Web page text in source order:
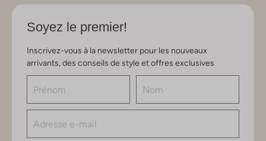
Soyez le premier!
Inscrivez-vous à la newsletter pour les nouveaux
arrivants, des conseils de style et offres exclusives